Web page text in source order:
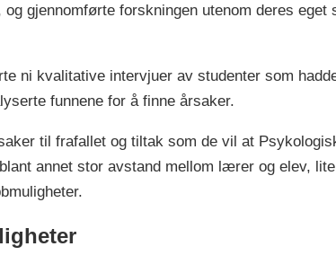
gjennomførte forskningen utenom deres
ni kvalitative intervjuer av studenter som
funnene for å finne årsaker.
til frafallet og tiltak som de vil at
annet stor avstand mellom lærer og elev,